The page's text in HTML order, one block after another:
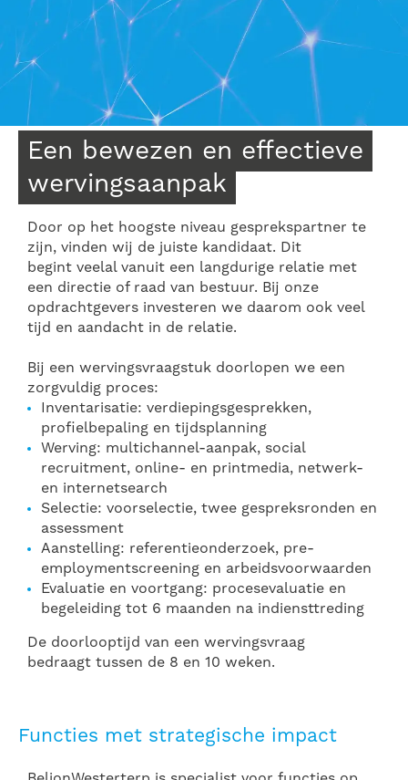
Een bewezen en effectieve
wervingsaanpak
Door op het hoogste niveau gesprekspartner te
zijn, vinden wij de juiste kandidaat. Dit
begint veelal vanuit een langdurige relatie met
een directie of raad van bestuur. Bij onze
opdrachtgevers investeren we daarom ook veel
tijd en aandacht in de relatie.
Bij een wervingsvraagstuk doorlopen we een
zorgvuldig proces:
Inventarisatie: verdiepingsgesprekken,
profielbepaling en tijdsplanning
Werving: multichannel-aanpak, social
recruitment, online- en printmedia, netwerk-
en internetsearch
Selectie: voorselectie, twee gespreksronden en
assessment
Aanstelling: referentieonderzoek, pre-
employmentscreening en arbeidsvoorwaarden
Evaluatie en voortgang: procesevaluatie en
begeleiding tot 6 maanden na indiensttreding
De doorlooptijd van een wervingsvraag
bedraagt tussen de 8 en 10 weken.
Functies met strategische impact